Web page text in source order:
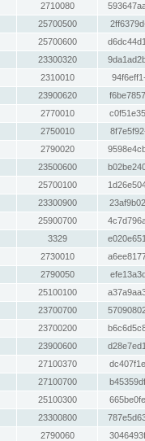
2710080
25700500
25700600
23300320
2310010
23900620
2770010
2750010
2790020
23500600
25700100
23300900
25900700
3329
2730010
2790050
25100100
23700700
23700200
23900600
27100370
27100700
25100300
23300800
2790060